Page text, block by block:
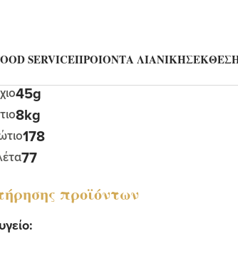
SERVICEΠΡΟΙΟΝΤΑ ΛΙΑΝΙΚΗΣ
45g
8kg
178
77
προϊόντων